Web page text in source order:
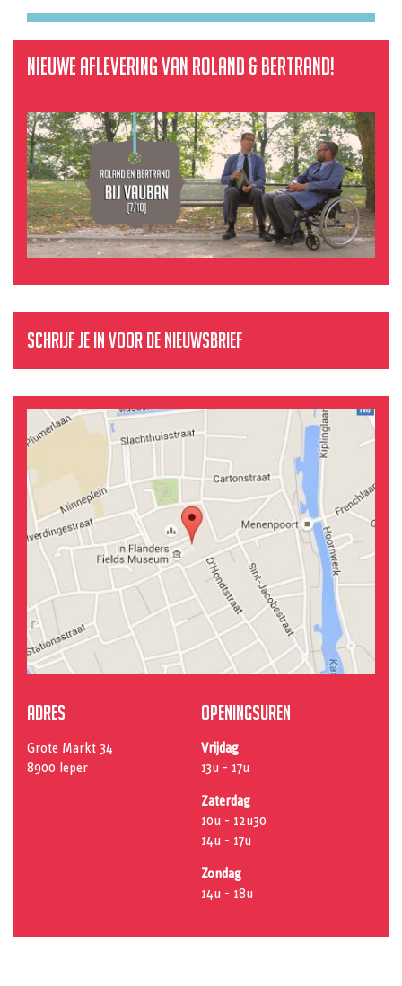
Nieuwe aflevering van Roland & Bertrand!
Schrijf je in voor de nieuwsbrief
Adres
Grote Markt 34
8900 Ieper
Openingsuren
Vrijdag
13u - 17u
Zaterdag
10u - 12u30
14u - 17u
Zondag
14u - 18u